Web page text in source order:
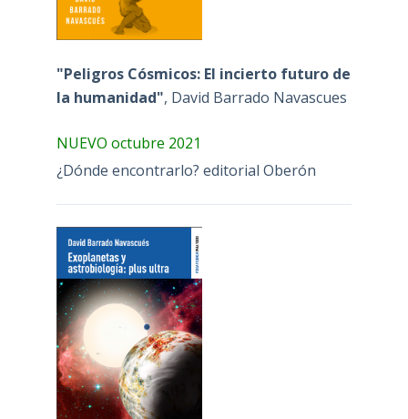
"Peligros Cósmicos: El incierto futuro de
la humanidad", David Barrado Navascues
NUEVO octubre 2021
¿Dónde encontrarlo? editorial Oberón